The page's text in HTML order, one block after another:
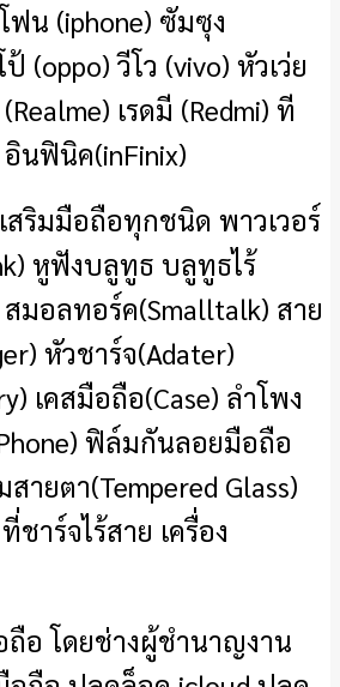
ฟน (iphone) ซัมซุง
ป้ (oppo)วีโว (vivo) หัวเว่ย
เรดมี (Redmi) ที
นฟินิค(inFinix)
ริมมือถือทุกชนิด พาวเวอร์
หูฟังบลูทูธ บลูทูธไร้
มอลทอร์ค(Smalltalk) สาย
หัวชาร์จ(Adater)
เคสมือถือ(Case) ลำโพง
ฟิล์มกันลอยมือถือ
ายตา(Tempered Glass)
าร์จไร้สาย เครื่อง
อ โดยช่างผู้ชำนาญงาน